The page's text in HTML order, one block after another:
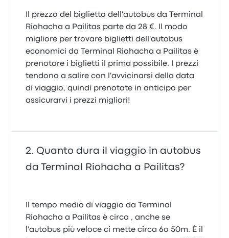
Il prezzo del biglietto dell'autobus da Terminal
Riohacha a Pailitas parte da 28 €. Il modo
migliore per trovare biglietti dell'autobus
economici da Terminal Riohacha a Pailitas è
prenotare i biglietti il prima possibile. I prezzi
tendono a salire con l'avvicinarsi della data
di viaggio, quindi prenotate in anticipo per
assicurarvi i prezzi migliori!
Quanto dura il viaggio in autobus
da Terminal Riohacha a Pailitas?
Il tempo medio di viaggio da Terminal
Riohacha a Pailitas è circa , anche se
l'autobus più veloce ci mette circa 6o 50m. È il